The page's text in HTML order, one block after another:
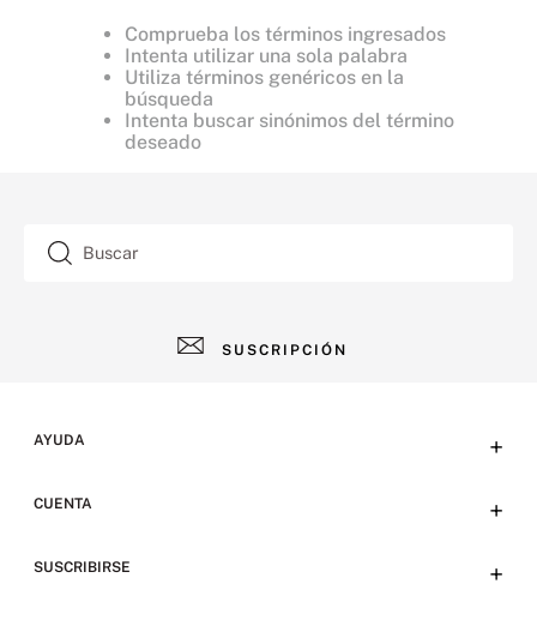
Comprueba los términos ingresados
Intenta utilizar una sola palabra
Utiliza términos genéricos en la
búsqueda
Intenta buscar sinónimos del término
deseado
Buscar
SUSCRIPCIÓN
AYUDA +
Preguntas frecuentes
CUENTA +
SUSCRIBIRSE +